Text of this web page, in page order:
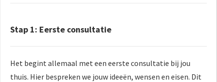
Stap 1: Eerste consultatie
Het begint allemaal met een eerste consultatie bij jou
thuis. Hier bespreken we jouw ideeën, wensen en eisen. Dit